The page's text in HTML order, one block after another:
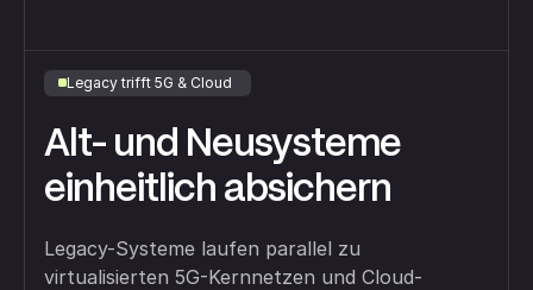
Legacy trifft 5G & Cloud
Alt- und Neusysteme
einheitlich absichern
Legacy-Systeme laufen parallel zu
virtualisierten 5G-Kernnetzen und Cloud-